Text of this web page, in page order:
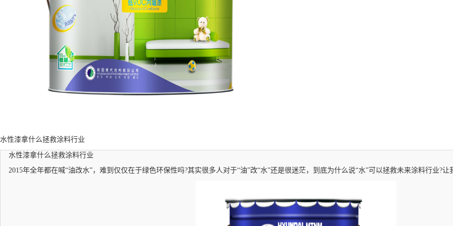
水性漆拿什么拯救涂料行业
水性漆拿什么拯救涂料行业
2015年全年都在喊“油改水”，难到仅仅在于绿色环保性吗?其实很多人对于“油”改“水”还是很迷茫，到底为什么说“水”可以拯救未来涂料行业?让